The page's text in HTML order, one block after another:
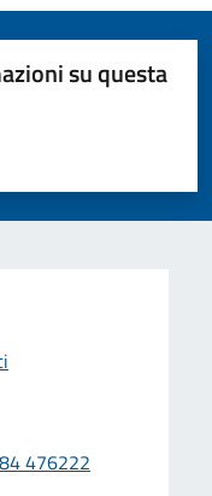
su questa
476222